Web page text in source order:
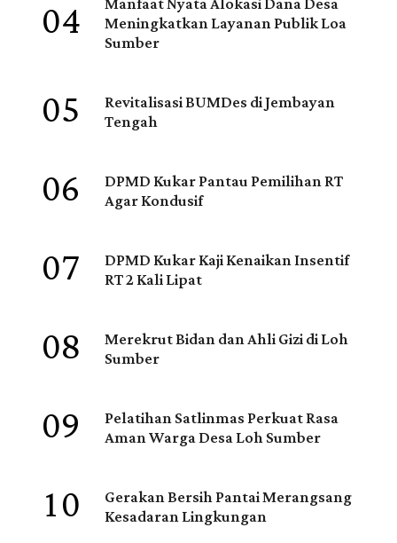
04 Meningkatkan Layanan Publik Loa
Sumber
05 Revitalisasi BUMDes di Jembayan
Tengah
06 DPMD Kukar Pantau Pemilihan RT
Agar Kondusif
07 DPMD Kukar Kaji Kenaikan Insentif
RT 2 Kali Lipat
08 Merekrut Bidan dan Ahli Gizi di Loh
Sumber
09 Pelatihan Satlinmas Perkuat Rasa
Aman Warga Desa Loh Sumber
10 Gerakan Bersih Pantai Merangsang
Kesadaran Lingkungan